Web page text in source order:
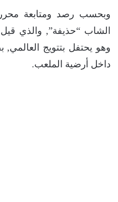
وبحسب رصد ومتابعة
الشاب “حذيفة”, والذي
وهو يحتفل بتتويج
داخل أرضية الملعب.